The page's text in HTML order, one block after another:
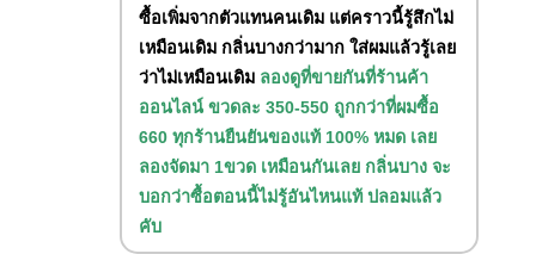
ซื้อเพิ่มจากตัวแทนคนเดิม แต่คราวนี้รู้สึกไม่
เหมือนเดิม กลิ่นบางกว่ามาก ใส่ผมแล้วรู้เลย
ว่าไม่เหมือนเดิม ลองดูที่ขายกันที่ร้านค้า
ออนไลน์ ขวดละ 350-550 ถูกกว่าที่ผมซื้อ
660 ทุกร้านยืนยันของแท้ 100% หมด เลย
ลองจัดมา 1ขวด เหมือนกันเลย กลิ่นบาง จะ
บอกว่าซื้อตอนนี้ไม่รู้อันไหนแท้ ปลอมแล้ว
คับ